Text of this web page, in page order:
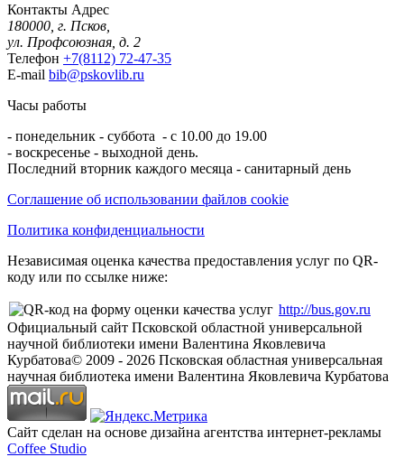
Контакты Адрес
180000, г. Псков,
ул. Профсоюзная, д. 2
Телефон +7(8112) 72-47-35
E-mail bib@pskovlib.ru
Часы работы
- понедельник - суббота - с 10.00 до 19.00
- воскресенье - выходной день.
Последний вторник каждого месяца - санитарный день
Соглашение об использовании файлов cookie
Политика конфиденциальности
Независимая оценка качества предоставления услуг по QR-
коду или по ссылке ниже:
http://bus.gov.ru
Официальный сайт Псковской областной универсальной
научной библиотеки имени Валентина Яковлевича
Курбатова© 2009 - 2026 Псковская областная универсальная
научная библиотека имени Валентина Яковлевича Курбатова
Сайт сделан на основе дизайна агентства интернет-рекламы
Coffee Studio